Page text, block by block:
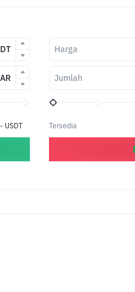
- USDT
Harga
Jumlah
Tersedia